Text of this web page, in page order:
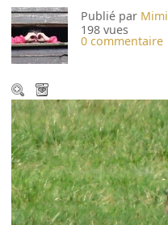
Publié par Mimi
198 vues
0 commentaire